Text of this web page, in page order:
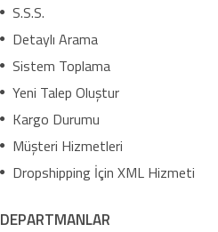
S.S.S.
Detaylı Arama
Sistem Toplama
Yeni Talep Oluştur
Kargo Durumu
Müşteri Hizmetleri
Dropshipping İçin XML Hizmeti
DEPARTMANLAR